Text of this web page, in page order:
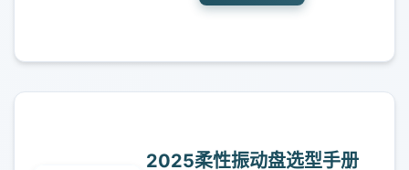
2025柔性振动盘选型手册